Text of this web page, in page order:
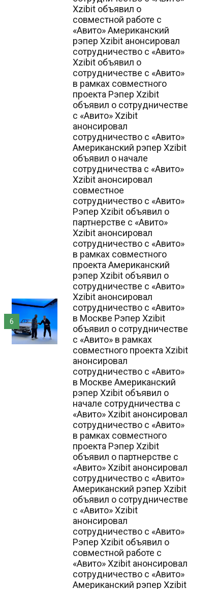
Xzibit объявил о
совместной работе с
«Авито» Американский
рэпер Xzibit анонсировал
сотрудничество с «Авито»
Xzibit объявил о
сотрудничестве с «Авито»
в рамках совместного
проекта Рэпер Xzibit
объявил о сотрудничестве
с «Авито» Xzibit
анонсировал
сотрудничество с «Авито»
Американский рэпер Xzibit
объявил о начале
сотрудничества с «Авито»
Xzibit анонсировал
совместное
сотрудничество с «Авито»
Рэпер Xzibit объявил о
партнерстве с «Авито»
Xzibit анонсировал
сотрудничество с «Авито»
в рамках совместного
проекта Американский
рэпер Xzibit объявил о
сотрудничестве с «Авито»
Xzibit анонсировал
сотрудничество с «Авито»
в Москве Рэпер Xzibit
объявил о сотрудничестве
с «Авито» в рамках
совместного проекта Xzibit
анонсировал
сотрудничество с «Авито»
в Москве Американский
рэпер Xzibit объявил о
начале сотрудничества с
«Авито» Xzibit анонсировал
сотрудничество с «Авито»
в рамках совместного
проекта Рэпер Xzibit
объявил о партнерстве с
«Авито» Xzibit анонсировал
сотрудничество с «Авито»
Американский рэпер Xzibit
объявил о сотрудничестве
с «Авито» Xzibit
анонсировал
сотрудничество с «Авито»
Рэпер Xzibit объявил о
совместной работе с
«Авито» Xzibit анонсировал
сотрудничество с «Авито»
Американский рэпер Xzibit
6